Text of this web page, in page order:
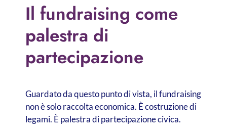
Il fundraising come
palestra di
partecipazione
Guardato da questo punto di vista, il fundraising
non è solo raccolta economica. È costruzione di
legami. È palestra di partecipazione civica.